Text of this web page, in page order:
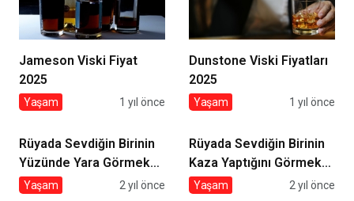
Jameson Viski Fiyat
2025
Yaşam 1 yıl önce
Dunstone Viski Fiyatları
2025
Yaşam 1 yıl önce
Rüyada Sevdiğin Birinin
Yüzünde Yara Görmek
Ne Anlama Gelir?
Yaşam 2 yıl önce
Rüyada Sevdiğin Birinin
Kaza Yaptığını Görmek
Ne Anlama Gelir?
Yaşam 2 yıl önce